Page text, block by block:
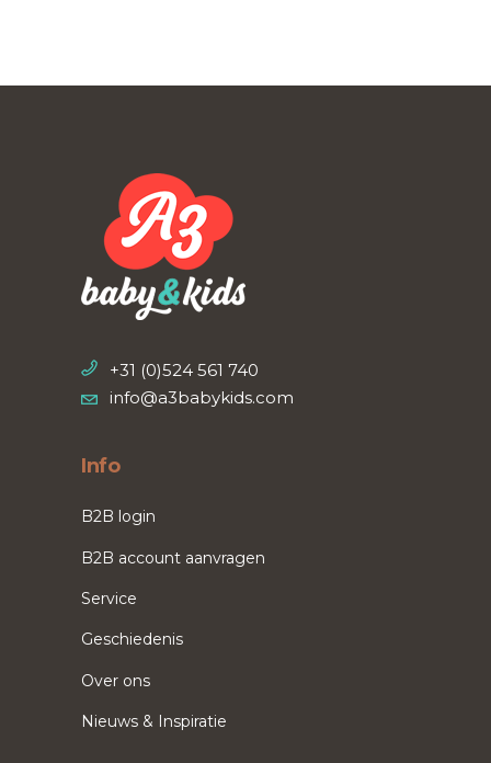
+31 (0)524 561 740
info@a3babykids.com
Info
B2B login
B2B account aanvragen
Service
Geschiedenis
Over ons
Nieuws & Inspiratie